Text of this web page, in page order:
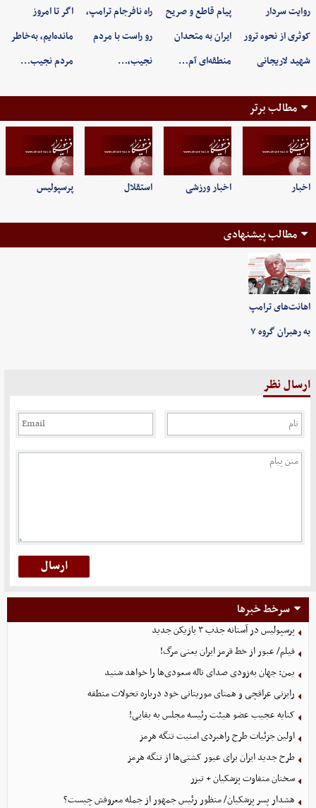
روایت سردار
کوثری از نحوه ترور
شهید لاریجانی
پیام قاطع و صریح
ایران به متحدان
منطقه‌ای آم…
راه نافرجام ترامپ،
رو راست با مردم
نجیب،…
اگر تا امروز
مانده‌ایم، به‌خاطر
مردم نجیب…
مطالب برتر
اخبار اخبار ورزشی استقلال پرسپولیس
مطالب پیشنهادی
اهانت‌های ترامپ
به رهبران گروه ۷
ارسال نظر
سرخط خبرها
پرسپولیس در آستانه جذب ۳ بازیکن جدید
فیلم/ عبور از خط قرمز ایران یعنی مرگ!
یمن: جهان به‌زودی صدای ناله سعودی‌ها را خواهد شنید
رایزنی عراقچی و همتای موریتانی خود درباره تحولات منطقه
کنایه عجیب عضو هیئت رئیسه مجلس به بقایی!
اولین جزئیات طرح راهبردی امنیت تنگه هرمز
طرح جدید ایران برای عبور کشتی‌ها از تنگه هرمز
سخنان متفاوت پزشکیان + تیزر
هشدار پسر پزشکیان/ منظور رئیس جمهور از جمله معروفش چیست؟